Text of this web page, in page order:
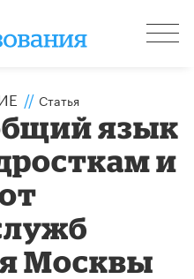
// Статья
язык
и
Москвы